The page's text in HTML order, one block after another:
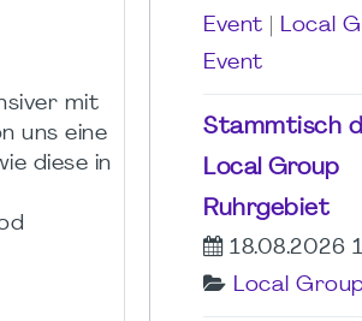
mit
uns eine
diese in
Event
Local
Event
Stammtisch
Local Group
Ruhrgebiet
18.08.2026
Local